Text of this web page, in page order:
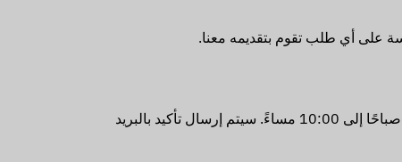
على أي طلب تقوم بتقديمه معنا.
الاستلام من المتجر متاح لجميع المشتريات. الاستلام متاح يوميًا من الساعة 10:00 صباحًا إلى 10:00 مساءً. سيتم إرسال تأكيد بالبريد